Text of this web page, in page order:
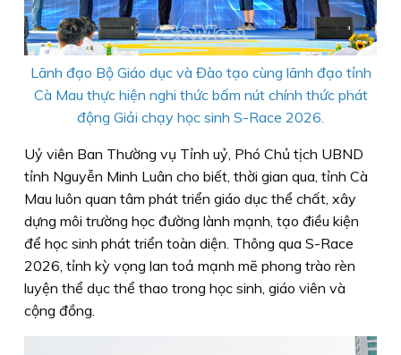
Lãnh đạo Bộ Giáo dục và Đào tạo cùng lãnh đạo tỉnh
Cà Mau thực hiện nghi thức bấm nút chính thức phát
động Giải chạy học sinh S-Race 2026.
Uỷ viên Ban Thường vụ Tỉnh uỷ, Phó Chủ tịch UBND
tỉnh Nguyễn Minh Luân cho biết, thời gian qua, tỉnh Cà
Mau luôn quan tâm phát triển giáo dục thể chất, xây
dựng môi trường học đường lành mạnh, tạo điều kiện
để học sinh phát triển toàn diện. Thông qua S-Race
2026, tỉnh kỳ vọng lan toả mạnh mẽ phong trào rèn
luyện thể dục thể thao trong học sinh, giáo viên và
cộng đồng.